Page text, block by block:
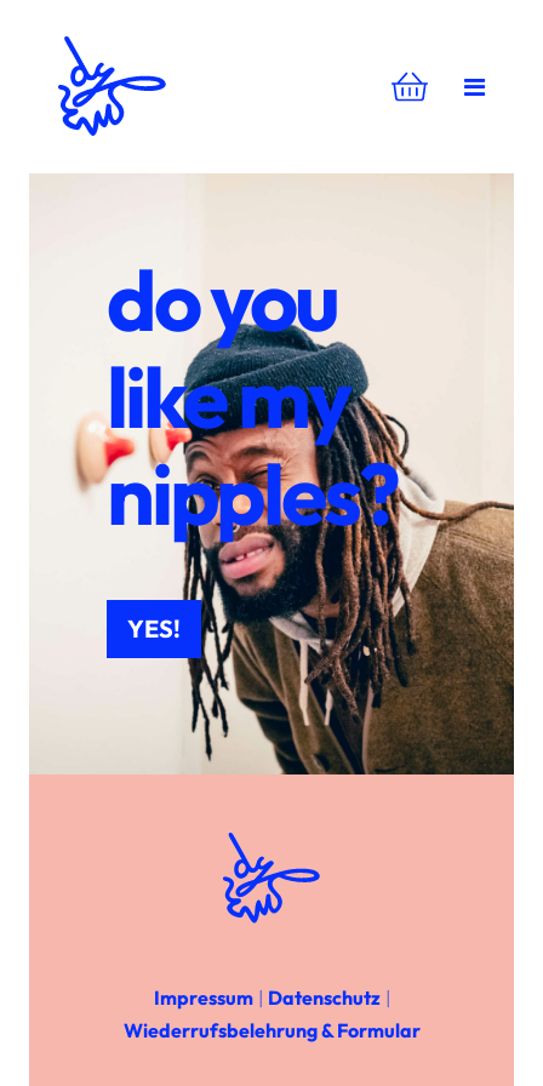
do you
like my
nipples?
YES!
Impressum| Datenschutz|
Wiederrufsbelehrung & Formular